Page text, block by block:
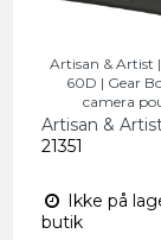
Artisan & Artist
60D | Gear
camera
Artisan &
21351
Ikke på
butik